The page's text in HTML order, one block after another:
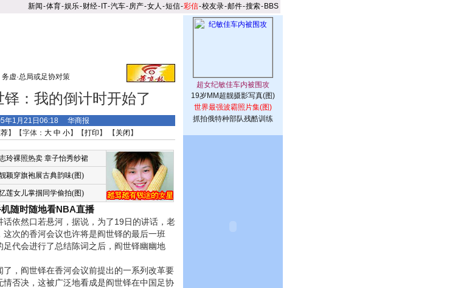
新闻-体育-娱乐-财经- IT-汽车-房产-女人 -短信-彩信-校友录-邮件-搜索- BBS
务虚·总局或足协对策
：我的倒计时开始了
1月21日06:18 华商报
】【字体： 大 中 小】【打印 】 【 关闭 】
玲裸照热卖 章子怡秀纱裙
颖穿旗袍展古典韵味(图)
莲女儿掌掴同学偷拍(图)
随时随地看NBA直播
依然口若悬河，据说，为了19日的讲话，老
次的香河会议也许将是阎世铎的最后一班
代会进行了总结陈词之后，阎世铎幽幽地
，阎世铎在香河会议前提出的一系列改革要
否决，这被广泛地看成是阎世铎在中国足协
19岁MM超靓摄影写真(图)
世界最强波霸照片集(图)
抓拍俄特种部队残酷训练